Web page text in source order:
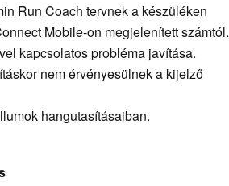
Run Coach tervnek a készüléken
Mobile-on megjelenített számtól.
kapcsolatos probléma javítása.
nem érvényesülnek a kijelző
hangutasításaiban.